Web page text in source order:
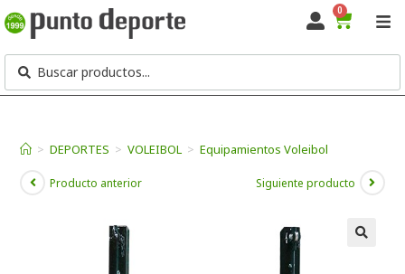
0
> DEPORTES > VOLEIBOL > Equipamientos Voleibol
Producto anterior Siguiente producto